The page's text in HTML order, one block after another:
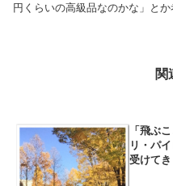
円くらいの高級品なのかな」とか
関
「飛ぶ
リ・パ
受けてき